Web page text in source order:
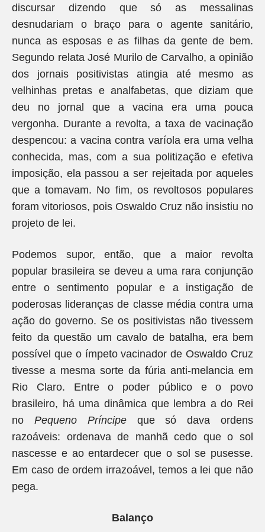
discursar dizendo que só as messalinas
desnudariam o braço para o agente sanitário,
nunca as esposas e as filhas da gente de bem.
Segundo relata José Murilo de Carvalho, a opinião
dos jornais positivistas atingia até mesmo as
velhinhas pretas e analfabetas, que diziam que
deu no jornal que a vacina era uma pouca
vergonha. Durante a revolta, a taxa de vacinação
despencou: a vacina contra varíola era uma velha
conhecida, mas, com a sua politização e efetiva
imposição, ela passou a ser rejeitada por aqueles
que a tomavam. No fim, os revoltosos populares
foram vitoriosos, pois Oswaldo Cruz não insistiu no
projeto de lei.
Podemos supor, então, que a maior revolta
popular brasileira se deveu a uma rara conjunção
entre o sentimento popular e a instigação de
poderosas lideranças de classe média contra uma
ação do governo. Se os positivistas não tivessem
feito da questão um cavalo de batalha, era bem
possível que o ímpeto vacinador de Oswaldo Cruz
tivesse a mesma sorte da fúria anti-melancia em
Rio Claro. Entre o poder público e o povo
brasileiro, há uma dinâmica que lembra a do Rei
no Pequeno Príncipeque só dava ordens
razoáveis: ordenava de manhã cedo que o sol
nascesse e ao entardecer que o sol se pusesse.
Em caso de ordem irrazoável, temos a lei que não
pega.
Balanço